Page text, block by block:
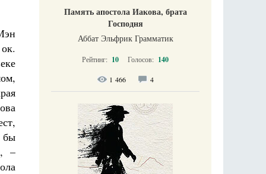
бы
–
Память апостола Иакова, брата
Господня
Аббат Эльфрик Грамматик
Рейтинг: 10 Голосов: 140
1 466 4